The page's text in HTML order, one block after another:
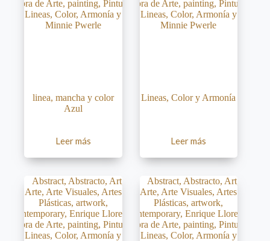
linea, mancha y color
Azul
Leer más
Lineas, Color y Armonía
Leer más